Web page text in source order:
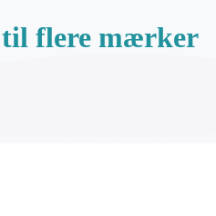
til flere mærker